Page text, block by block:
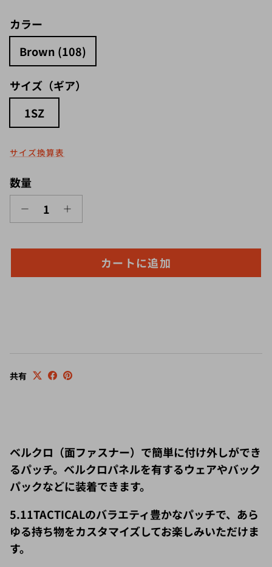
カラー
Brown (108)
サイズ（ギア）
1SZ
サイズ換算表
数量
カートに追加
共有
ベルクロ（面ファスナー）で簡単に付け外しができ
るパッチ。ベルクロパネルを有するウェアやバック
パックなどに装着できます。
5.11TACTICALのバラエティ豊かなパッチで、あら
ゆる持ち物をカスタマイズしてお楽しみいただけま
す。